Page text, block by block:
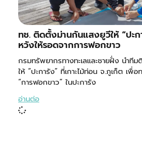
ทช. ติดตั้งม่านกันแสงยูวีให้ “ปะก
หวังให้รอดจากการฟอกขาว
กรมทรัพยากรทางทะเลและชายฝั่ง นำที
ให้ “ปะการัง” ที่เกาะไม้ท่อน จ.ภูเก็ต เพื่
“การฟอกขาว” ในปะการัง
อ่านต่อ